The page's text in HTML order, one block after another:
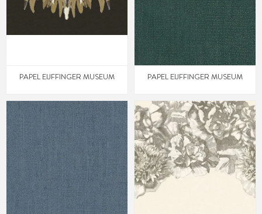
PAPEL EIJFFINGER MUSEUM PAPEL EIJFFINGER MUSEUM